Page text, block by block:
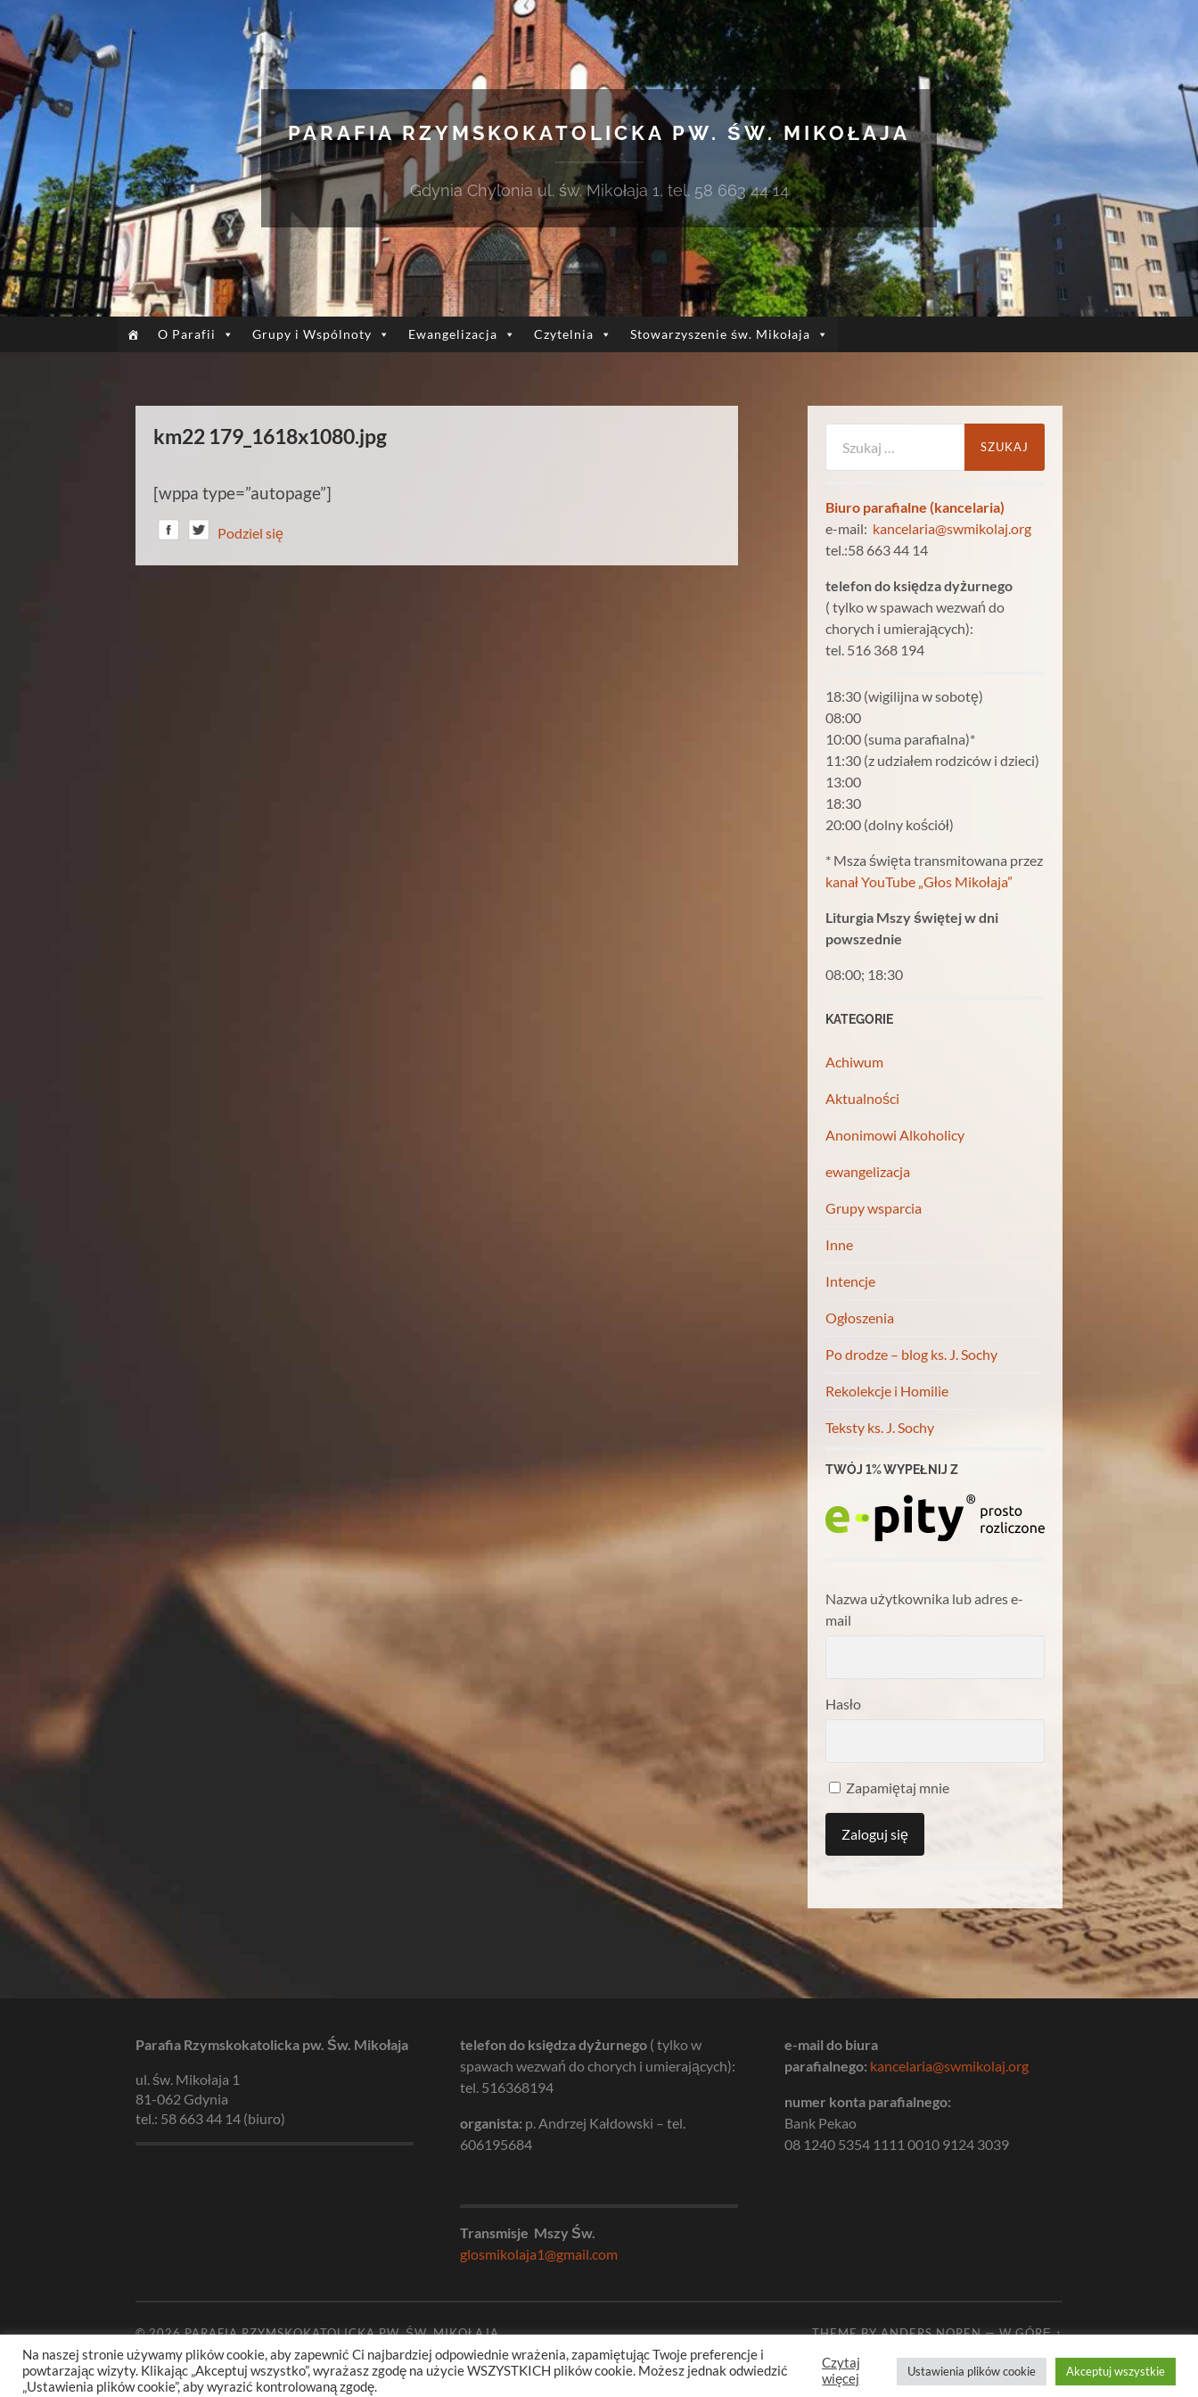
PARAFIA RZYMSKOKATOLICKA PW. ŚW. MIKOŁAJA
Gdynia Chylonia ul. św. Mikołaja 1, tel. 58 663 44 14
O Parafii Grupy i Wspólnoty Ewangelizacja Czytelnia Stowarzyszenie św. Mikołaja
km22 179_1618x1080.jpg
[wppa type=”autopage”]
Podziel się
Biuro parafialne (kancelaria)
e-mail: kancelaria@swmikolaj.org
tel.:58 663 44 14
telefon do księdza dyżurnego
( tylko w spawach wezwań do
chorych i umierających):
tel. 516 368 194
18:30 (wigilijna w sobotę)
08:00
10:00 (suma parafialna)*
11:30 (z udziałem rodziców i dzieci)
13:00
18:30
20:00 (dolny kościół)
* Msza święta transmitowana przez
kanał YouTube „Głos Mikołaja”
Liturgia Mszy świętej w dni
powszednie
08:00; 18:30
KATEGORIE
Achiwum
Aktualności
Anonimowi Alkoholicy
ewangelizacja
Grupy wsparcia
Inne
Intencje
Ogłoszenia
Po drodze – blog ks. J. Sochy
Rekolekcje i Homilie
Teksty ks. J. Sochy
TWÓJ 1% WYPEŁNIJ Z
Nazwa użytkownika lub adres e-
mail
Hasło
Zapamiętaj mnie
Parafia Rzymskokatolicka pw. Św. Mikołaja
ul. św. Mikołaja 1
81-062 Gdynia
tel.: 58 663 44 14 (biuro)
telefon do księdza dyżurnego ( tylko w
spawach wezwań do chorych i umierających):
tel. 516368194
organista: p. Andrzej Kałdowski – tel.
606195684
Transmisje Mszy Św.
glosmikolaja1@gmail.com
e-mail do biura
parafialnego: kancelaria@swmikolaj.org
numer konta parafialnego:
Bank Pekao
08 1240 5354 1111 0010 9124 3039
© 2026PARAFIA RZYMSKOKATOLICKA PW. ŚW. MIKOŁAJA THEME BYANDERS NOREN—W GÓRĘ ↑
Na naszej stronie używamy plików cookie, aby zapewnić Ci najbardziej odpowiednie wrażenia, zapamiętując Twoje preferencje i
powtarzając wizyty. Klikając „Akceptuj wszystko”, wyrażasz zgodę na użycie WSZYSTKICH plików cookie. Możesz jednak odwiedzić
„Ustawienia plików cookie”, aby wyrazić kontrolowaną zgodę.
Czytaj
więcej
Ustawienia plików cookie Akceptuj wszystkie